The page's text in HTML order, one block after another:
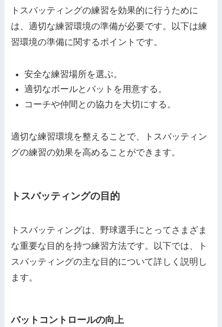
トスバッティングの練習を効果的に行うために
は、適切な練習環境の準備が必要です。以下は練
習環境の準備に関するポイントです。
安全な練習場所を選ぶ。
適切なボールとバットを用意する。
コーチや仲間との協力を大切にする。
適切な練習環境を整えることで、トスバッティン
グの練習の効果を高めることができます。
トスバッティングの目的
トスバッティングは、野球選手にとってさまざま
な重要な目的を持つ練習方法です。以下では、ト
スバッティングの主な目的について詳しく説明し
ます。
バットコントロールの向上